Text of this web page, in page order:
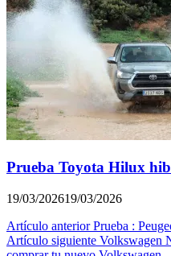
Prueba Toyota Hilux
19/03/202619/03/2026
Navegación
de
Artículo anterior Prueba :
Artículo siguiente Volkswagen